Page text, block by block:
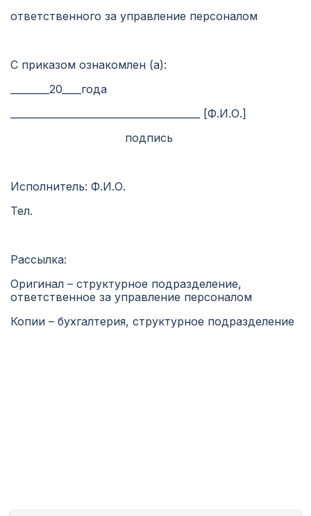
ответственного за управление персоналом
С приказом ознакомлен (а):
________20____года
_______________________________________ [Ф.И.О.]
подпись
Исполнитель: Ф.И.О.
Тел.
Рассылка:
Оригинал – структурное подразделение,
ответственное за управление персоналом
Копии – бухгалтерия, структурное подразделение